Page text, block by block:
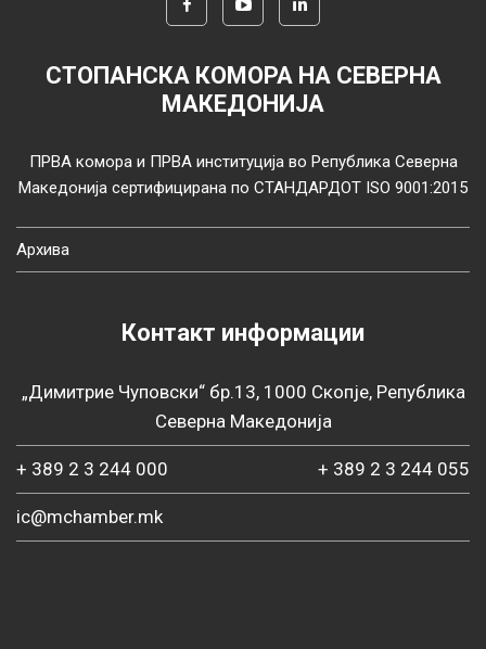
СТОПАНСКА КОМОРА НА СЕВЕРНА
МАКЕДОНИЈА
ПРВА комора и ПРВА институција во Република Северна
Македонија сертифицирана по СТАНДАРДОТ ISO 9001:2015
Архива
Контакт информации
„Димитрие Чуповски“ бр.13, 1000 Скопје, Република
Северна Македонија
+ 389 2 3 244 000 + 389 2 3 244 055
ic@mchamber.mk